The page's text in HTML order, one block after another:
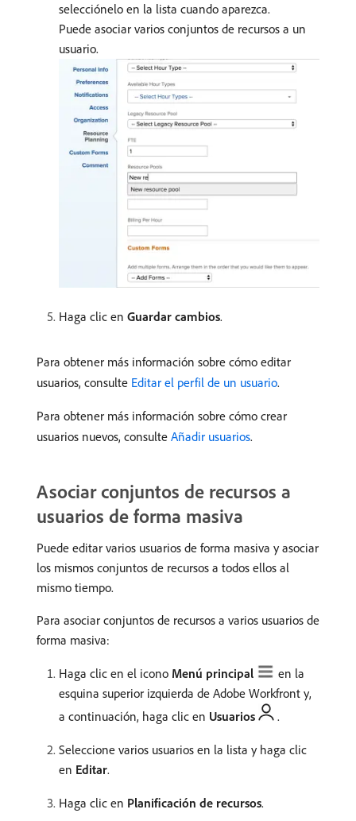
selecciónelo en la lista cuando aparezca.
Puede asociar varios conjuntos de recursos a un
usuario.
Haga clic en Guardar cambios.
Para obtener más información sobre cómo editar
usuarios, consulte Editar el perfil de un usuario.
Para obtener más información sobre cómo crear
usuarios nuevos, consulte Añadir usuarios.
Asociar conjuntos de recursos a
usuarios de forma masiva
Puede editar varios usuarios de forma masiva y asociar
los mismos conjuntos de recursos a todos ellos al
mismo tiempo.
Para asociar conjuntos de recursos a varios usuarios de
forma masiva:
Haga clic en el icono Menú principal
en la
esquina superior izquierda de Adobe Workfront y,
a continuación, haga clic en Usuarios .
Seleccione varios usuarios en la lista y haga clic
en Editar.
Haga clic en Planificación de recursos.